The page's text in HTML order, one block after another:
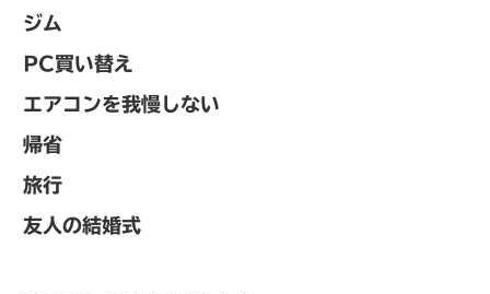
ジム
PC買い替え
エアコンを我慢しない
帰省
旅行
友人の結婚式